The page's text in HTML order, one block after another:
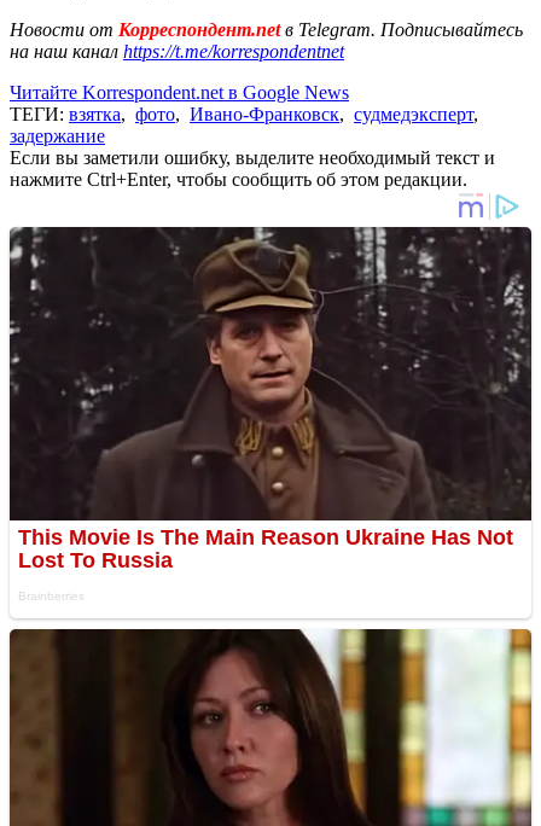
Новости от Корреспондент.netв Telegram. Подписывайтесь
на наш канал https://t.me/korrespondentnet
Читайте Korrespondent.net в Google News
ТЕГИ: взятка, фото, Ивано-Франковск, судмедэксперт,
задержание
Если вы заметили ошибку, выделите необходимый текст и
нажмите Ctrl+Enter, чтобы сообщить об этом редакции.